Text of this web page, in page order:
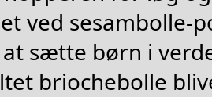
ved sesambolle-
sætte børn i
briochebolle